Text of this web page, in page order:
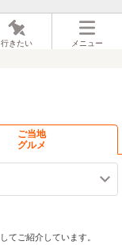
行きたい メニュー
ご当地
グルメ
てご紹介しています。